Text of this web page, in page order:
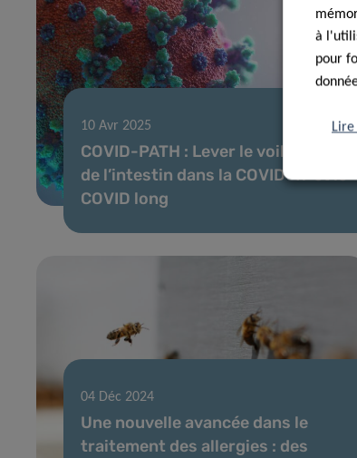
10 Avr 2025
COVID-PATH : Lever le voile sur le
de l’intestin dans la COVID-19 et le
COVID long
04 Déc 2024
Une nouvelle avancée dans le
traitement des allergies : des
à
pour
Lire